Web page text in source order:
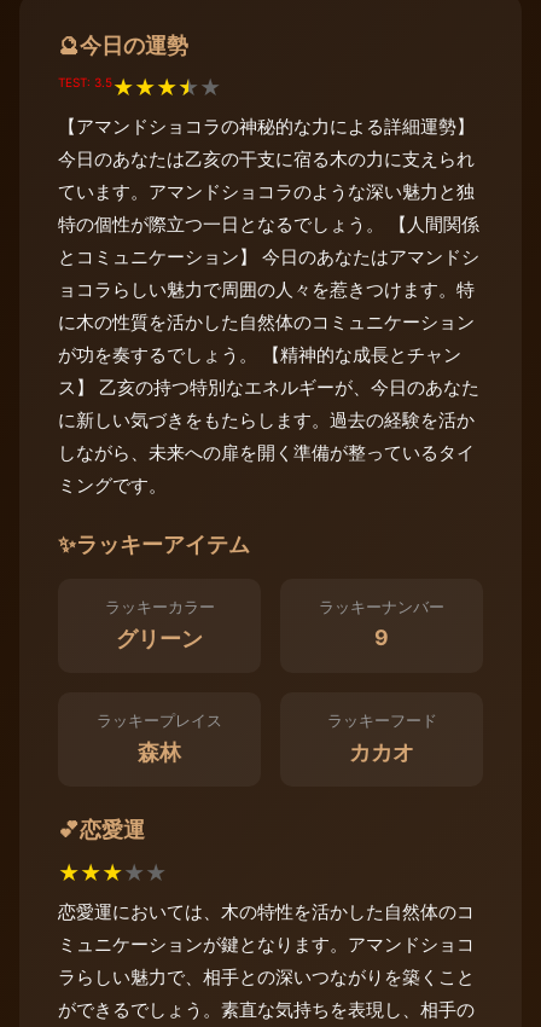
🔮今日の運勢
TEST: 3.5★★★★★
【アマンドショコラの神秘的な力による詳細運勢】
今日のあなたは乙亥の干支に宿る木の力に支えられ
ています。アマンドショコラのような深い魅力と独
特の個性が際立つ一日となるでしょう。 【人間関係
とコミュニケーション】 今日のあなたはアマンドシ
ョコラらしい魅力で周囲の人々を惹きつけます。特
に木の性質を活かした自然体のコミュニケーション
が功を奏するでしょう。 【精神的な成長とチャン
ス】 乙亥の持つ特別なエネルギーが、今日のあなた
に新しい気づきをもたらします。過去の経験を活か
しながら、未来への扉を開く準備が整っているタイ
ミングです。
✨ラッキーアイテム
ラッキーカラー
グリーン
ラッキーナンバー
9
ラッキープレイス
森林
ラッキーフード
カカオ
💕恋愛運
★★★★★
恋愛運においては、木の特性を活かした自然体のコ
ミュニケーションが鍵となります。アマンドショコ
ラらしい魅力で、相手との深いつながりを築くこと
ができるでしょう。素直な気持ちを表現し、相手の